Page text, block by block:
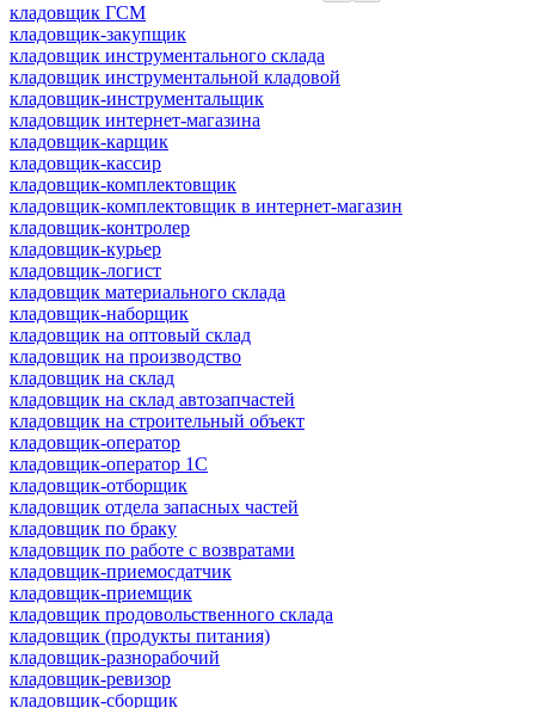
кладовщик ГСМ
кладовщик-закупщик
кладовщик инструментального склада
кладовщик инструментальной кладовой
кладовщик-инструментальщик
кладовщик интернет-магазина
кладовщик-карщик
кладовщик-кассир
кладовщик-комплектовщик
кладовщик-комплектовщик в интернет-магазин
кладовщик-контролер
кладовщик-курьер
кладовщик-логист
кладовщик материального склада
кладовщик-наборщик
кладовщик на оптовый склад
кладовщик на производство
кладовщик на склад
кладовщик на склад автозапчастей
кладовщик на строительный объект
кладовщик-оператор
кладовщик-оператор 1С
кладовщик-отборщик
кладовщик отдела запасных частей
кладовщик по браку
кладовщик по работе с возвратами
кладовщик-приемосдатчик
кладовщик-приемщик
кладовщик продовольственного склада
кладовщик (продукты питания)
кладовщик-разнорабочий
кладовщик-ревизор
кладовщик-сборщик